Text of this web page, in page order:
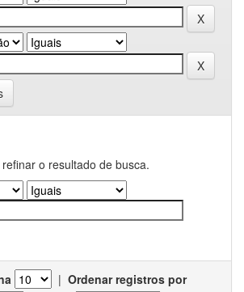
o resultado de busca.
| Ordenar registros por